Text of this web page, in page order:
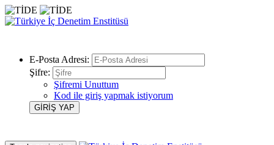
E-Posta Adresi:
Şifre:
Şifremi Unuttum
Kod ile giriş yapmak istiyorum